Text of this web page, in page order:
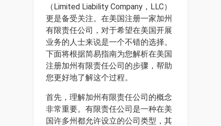
（Limited Liability Company，LLC）
更是备受关注。在美国注册一家加州
有限责任公司，对于希望在美国开展
业务的人士来说是一个不错的选择。
下面将根据简易指南为您解析在美国
注册加州有限责任公司的步骤，帮助
您更好地了解这个过程。
首先，理解加州有限责任公司的概念
非常重要。有限责任公司是一种在美
国许多州都允许设立的公司类型，其